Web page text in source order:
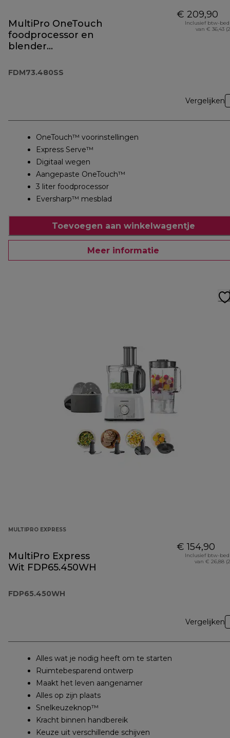
MultiPro OneTouch
foodprocessor en
blender
FDM73.480SS
€ 209,90
Inclusief btw-
van € 36,43
Vergelijken
OneTouch™ voorinstellingen
Express Serve™
Digitaal wegen
Aangepaste OneTouch™
3 liter foodprocessor
Eversharp™ mesblad
Toevoegen aan winkelwagentje
Meer informatie
MULTIPRO EXPRESS
MultiPro Express
Wit FDP65.450WH
FDP65.450WH
€ 154,90
Inclusief btw-
van € 26,88
Vergelijken
Alles wat je nodig heeft om te starten
Ruimtebesparend ontwerp
Maakt het leven aangenamer
Alles op zijn plaats
Snelkeuzeknop™
Kracht binnen handbereik
Keuze uit verschillende schijven